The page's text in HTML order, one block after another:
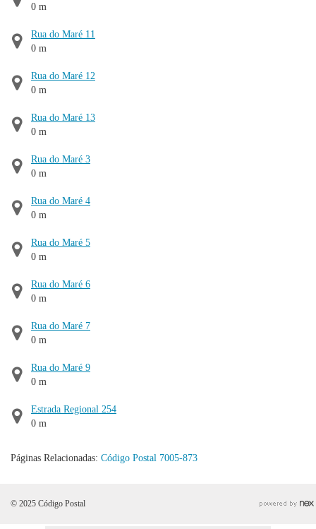
0 m
Rua do Maré 11
0 m
Rua do Maré 12
0 m
Rua do Maré 13
0 m
Rua do Maré 3
0 m
Rua do Maré 4
0 m
Rua do Maré 5
0 m
Rua do Maré 6
0 m
Rua do Maré 7
0 m
Rua do Maré 9
0 m
Estrada Regional 254
0 m
Páginas Relacionadas: Código Postal 7005-873
© 2025 Código Postal